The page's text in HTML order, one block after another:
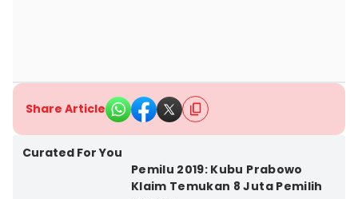
Share Article
Curated For You
Pemilu 2019: Kubu Prabowo
Klaim Temukan 8 Juta Pemilih